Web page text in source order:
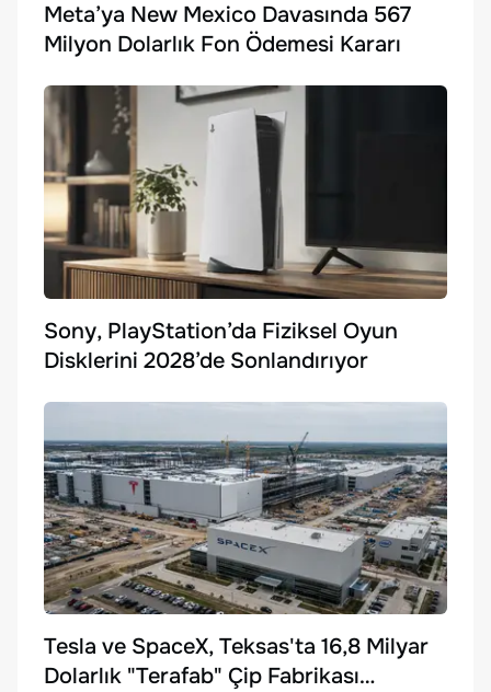
Meta’ya New Mexico Davasında 567
Milyon Dolarlık Fon Ödemesi Kararı
Sony, PlayStation’da Fiziksel Oyun
Disklerini 2028’de Sonlandırıyor
Tesla ve SpaceX, Teksas'ta 16,8 Milyar
Dolarlık "Terafab" Çip Fabrikası